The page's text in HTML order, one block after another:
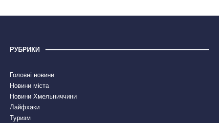
РУБРИКИ
Головні новини
Новини міста
Новини Хмельниччини
Лайфхаки
Туризм